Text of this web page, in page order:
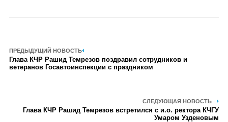
ПРЕДЫДУЩИЙ НОВОСТЬ
Глава КЧР Рашид Темрезов поздравил сотрудников и
ветеранов Госавтоинспекции с праздником
СЛЕДУЮЩАЯ НОВОСТЬ
Глава КЧР Рашид Темрезов встретился с и.о. ректора КЧГУ
Умаром Узденовым